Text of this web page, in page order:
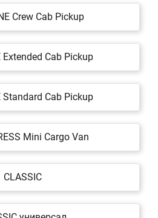
Crew Cab Pickup
Extended Cab Pickup
Standard Cab Pickup
Mini Cargo Van
CLASSIC